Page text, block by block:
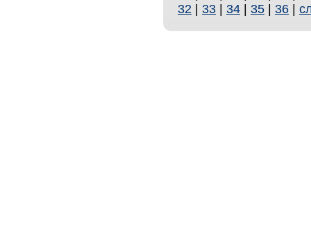
32 | 33 | 34 | 35 | 36 |